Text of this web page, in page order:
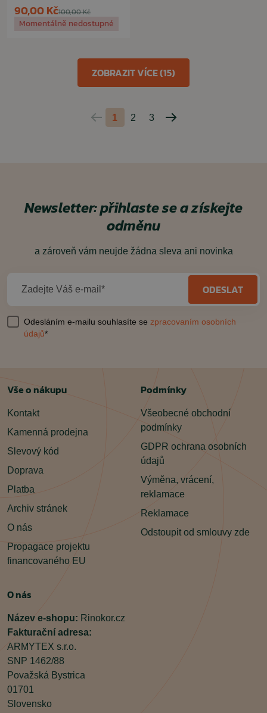
100,00 Kč
90,00 Kč
Momentálně nedostupné
Predchádzajúca
1 2 3
Nasledujúca
ZOBRAZIT VÍCE (15)
Newsletter: přihlaste se a získejte
odměnu
a zároveň vám neujde žádna sleva ani novinka
Zadejte Váš e-mail* ODESLAT
Odesláním e-mailu souhlasíte se zpracovaním osobních
údajů*
Vše o nákupu
Kontakt
Kamenná prodejna
Slevový kód
Doprava
Platba
Archiv stránek
O nás
Propagace projektu
financovaného EU
Podmínky
Všeobecné obchodní
podmínky
GDPR ochrana osobních
údajů
Výměna, vrácení,
reklamace
Reklamace
Odstoupit od smlouvy zde
O nás
Název e-shopu: Rinokor.cz
Fakturační adresa:
ARMYTEX s.r.o.
SNP 1462/88
Považská Bystrica
01701
Slovensko